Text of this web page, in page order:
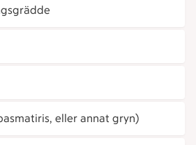
eller annat gryn)